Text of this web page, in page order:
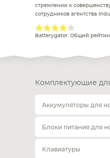
стремлении к
сотрудников агентства
Batterygator. Общий
Комплектующие
Аккумуляторы для
Блоки питания для
Клавиатуры